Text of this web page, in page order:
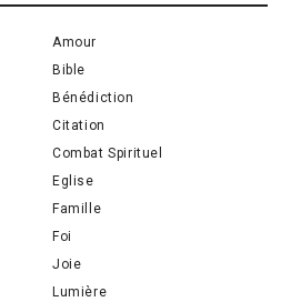
Amour
Bible
Bénédiction
Citation
Combat Spirituel
Eglise
Famille
Foi
Joie
Lumière